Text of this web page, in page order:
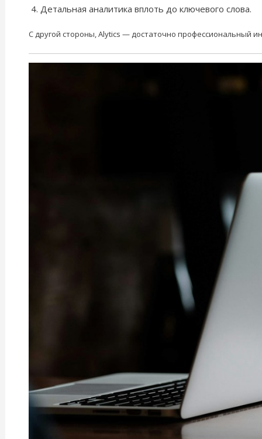
Детальная аналитика вплоть до ключевого слова.
С другой стороны, Alytics — достаточно профессиональный